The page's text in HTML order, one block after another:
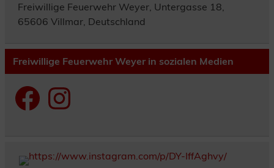
Freiwillige Feuerwehr Weyer, Untergasse 18,
65606 Villmar, Deutschland
Freiwillige Feuerwehr Weyer in sozialen Medien
FacebookInstagram